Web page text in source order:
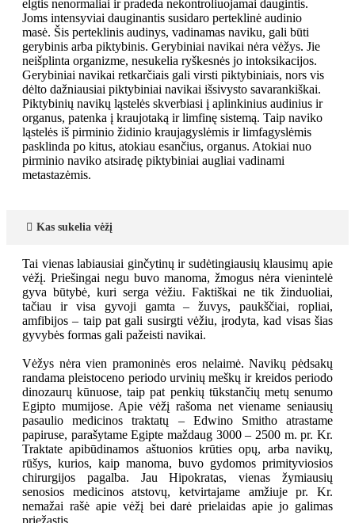
elgtis nenormaliai ir pradeda nekontroliuojamai daugintis.
Joms intensyviai dauginantis susidaro perteklinė audinio
masė. Šis perteklinis audinys, vadinamas naviku, gali būti
gerybinis arba piktybinis. Gerybiniai navikai nėra vėžys. Jie
neišplinta organizme, nesukelia ryškesnės jo intoksikacijos.
Gerybiniai navikai retkarčiais gali virsti piktybiniais, nors vis
dėlto dažniausiai piktybiniai navikai išsivysto savarankiškai.
Piktybinių navikų ląstelės skverbiasi į aplinkinius audinius ir
organus, patenka į kraujotaką ir limfinę sistemą. Taip naviko
ląstelės iš pirminio židinio kraujagyslėmis ir limfagyslėmis
pasklinda po kitus, atokiau esančius, organus. Atokiai nuo
pirminio naviko atsiradę piktybiniai augliai vadinami
metastazėmis.
Kas sukelia vėžį
Tai vienas labiausiai ginčytinų ir sudėtingiausių klausimų apie
vėžį. Priešingai negu buvo manoma, žmogus nėra vienintelė
gyva būtybė, kuri serga vėžiu. Faktiškai ne tik žinduoliai,
tačiau ir visa gyvoji gamta – žuvys, paukščiai, ropliai,
amfibijos – taip pat gali susirgti vėžiu, įrodyta, kad visas šias
gyvybės formas gali pažeisti navikai.
Vėžys nėra vien pramoninės eros nelaimė. Navikų pėdsakų
randama pleistoceno periodo urvinių meškų ir kreidos periodo
dinozaurų kūnuose, taip pat penkių tūkstančių metų senumo
Egipto mumijose. Apie vėžį rašoma net viename seniausių
pasaulio medicinos traktatų – Edwino Smitho atrastame
papiruse, parašytame Egipte maždaug 3000 – 2500 m. pr. Kr.
Traktate apibūdinamos aštuonios krūties opų, arba navikų,
rūšys, kurios, kaip manoma, buvo gydomos primityviosios
chirurgijos pagalba. Jau Hipokratas, vienas žymiausių
senosios medicinos atstovų, ketvirtajame amžiuje pr. Kr.
nemažai rašė apie vėžį bei darė prielaidas apie jo galimas
priežastis.